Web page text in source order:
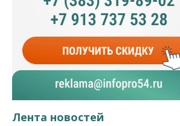
Лента новостей